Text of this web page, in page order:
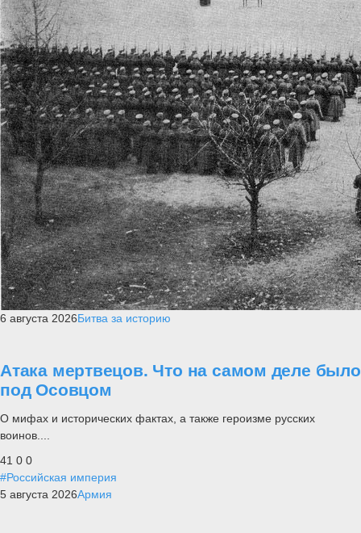
6 августа 2026Битва за историю
Атака мертвецов. Что на самом деле было
под Осовцом
О мифах и исторических фактах, а также героизме русских
воинов....
41 0 0
#Российская империя
5 августа 2026Армия